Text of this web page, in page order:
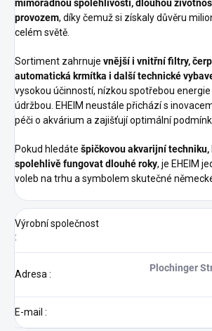
mimořádnou spolehlivostí, dlouhou
provozem, díky čemuž si získaly důvěru
celém světě.
Sortiment zahrnuje vnější i vnitřní filtry,
automatická krmítka i další technické
vysokou účinností, nízkou spotřebou
údržbou. EHEIM neustále přichází s
péči o akvárium a zajišťují optimální
Pokud hledáte špičkovou akvarijní techniku,
spolehlivě fungovat dlouhé roky, je EHEIM
voleb na trhu a symbolem skutečné
Výrobní společnost
:
Adresa :
Plochinger
E-mail :